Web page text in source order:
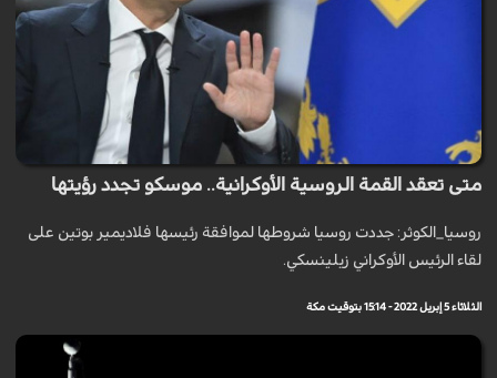
متى تعقد القمة الروسية الأوكرانية.. موسكو تجدد رؤيتها
روسيا_الكوثر: جددت روسيا شروطها لموافقة رئيسها فلاديمير بوتين على
لقاء الرئيس الأوكراني زيلينسكي.
الثلاثاء 5 إبريل 2022 - 15:14 بتوقيت مكة